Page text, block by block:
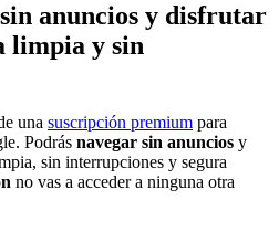
anuncios y disfrutar
limpia y sin
una suscripción premium para
Podrás navegar sin anuncios y
sin interrupciones y segura
no vas a acceder a ninguna otra